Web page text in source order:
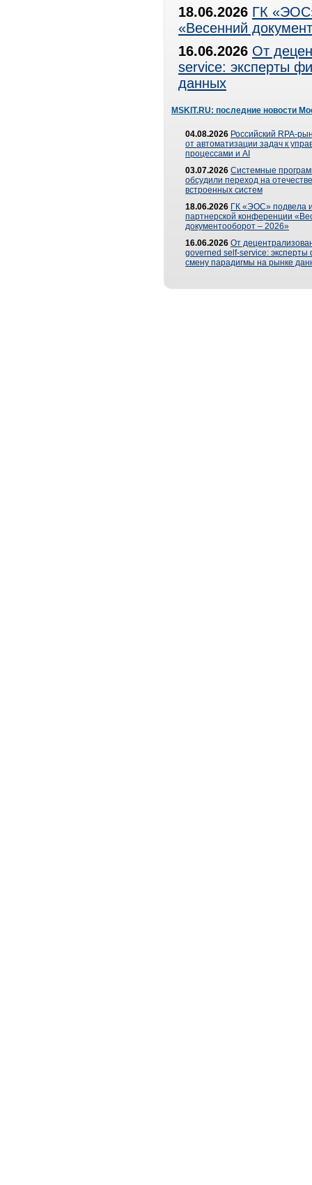
18.06.2026 ГК
«Весенний
16.06.2026 От
service: эксперты
данных
MSKIT.RU: последние новости
04.08.2026 Российский RPA-
от автоматизации задач к
процессами и AI
03.07.2026 Системные
обсудили переход на
встроенных систем
18.06.2026 ГК «ЭОС» подвела
партнерской конференции
документооборот – 2026»
16.06.2026 От
governed self-service: эксперты
смену парадигмы на рынке